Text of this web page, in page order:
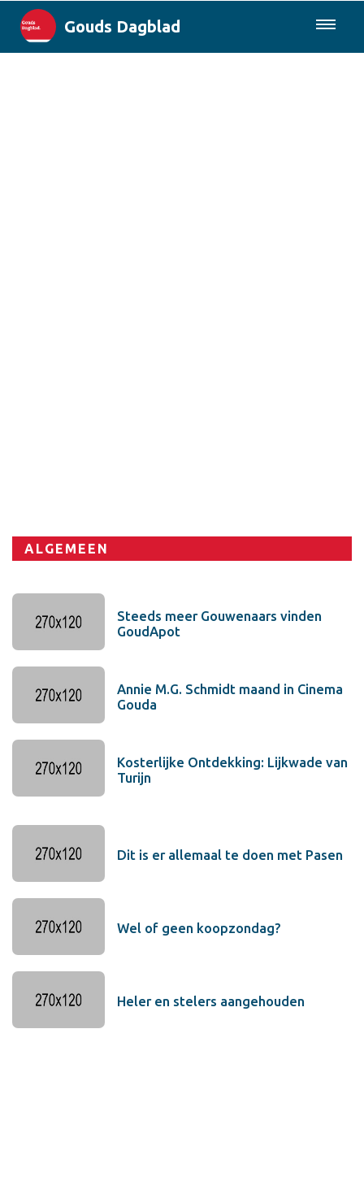
Gouds Dagblad
ALGEMEEN
Steeds meer Gouwenaars vinden
GoudApot
Annie M.G. Schmidt maand in Cinema
Gouda
Kosterlijke Ontdekking: Lijkwade van
Turijn
Dit is er allemaal te doen met Pasen
Wel of geen koopzondag?
Heler en stelers aangehouden